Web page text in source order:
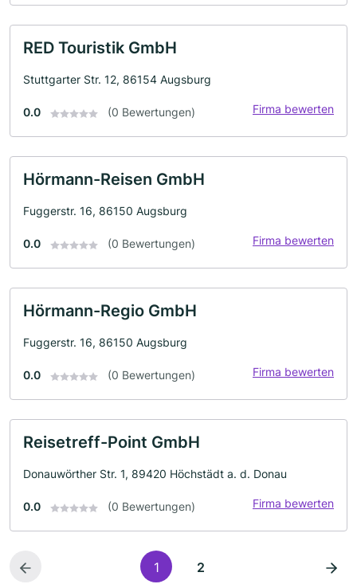
RED Touristik GmbH
Stuttgarter Str. 12, 86154 Augsburg
0.0 (0 Bewertungen) Firma bewerten
Hörmann-Reisen GmbH
Fuggerstr. 16, 86150 Augsburg
0.0 (0 Bewertungen) Firma bewerten
Hörmann-Regio GmbH
Fuggerstr. 16, 86150 Augsburg
0.0 (0 Bewertungen) Firma bewerten
Reisetreff-Point GmbH
Donauwörther Str. 1, 89420 Höchstädt a. d. Donau
0.0 (0 Bewertungen) Firma bewerten
1 2